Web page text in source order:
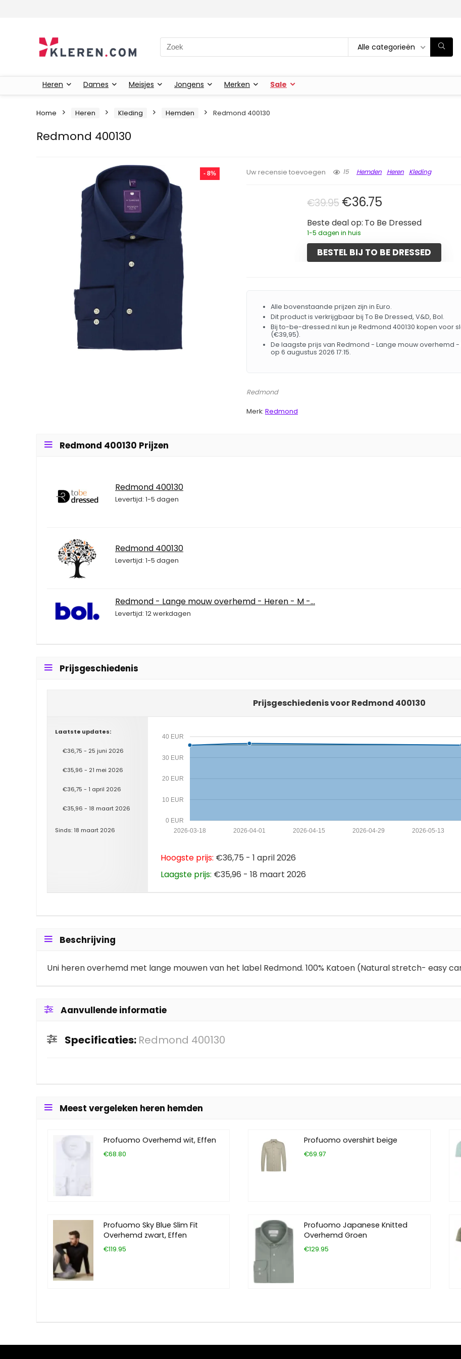
Zoeken naar: Alle categorieën
Heren Dames Meisjes Jongens Merken Sale
Home Heren Kleding Hemden Redmond 400130
Redmond 400130
- 8% Uw recensie toevoegen 15 Hemden Heren Kleding
€39.95 Oorspronkelijke prijs
€36.75Huidige prijs
Beste deal op: To Be Dressed
1-5 dagen in huis
BESTEL BIJ TO BE DRESSED
Alle bovenstaande prijzen zijn in Euro.
Dit product is verkrijgbaar bij To Be Dressed, V&D, Bol.
Bij to-be-dressed.nl kun je Redmond 400130 kopen voor
(€39,95).
De laagste prijs van Redmond - Lange mouw overhemd
op 6 augustus 2026 17:15.
Redmond
Merk: Redmond
Redmond 400130 Prijzen
Redmond 400130
Levertijd: 1-5 dagen
Redmond 400130
Levertijd: 1-5 dagen
Redmond - Lange mouw overhemd - Heren - M -...
Levertijd: 12 werkdagen
Prijsgeschiedenis
Prijsgeschiedenis voor Redmond 400130
Laatste updates:
€36,75 - 25 juni 2026
€35,96 - 21 mei 2026
€36,75 - 1 april 2026
€35,96 - 18 maart 2026
Sinds: 18 maart 2026
0 EUR
10 EUR
20 EUR
30 EUR
40 EUR
2026-05-13
2026-04-29
2026-04-15
2026-04-01
2026-03-18
Hoogste prijs: €36,75 - 1 april 2026
Laagste prijs: €35,96 - 18 maart 2026
Beschrijving
Uni heren overhemd met lange mouwen van het label Redmond. 100% Katoen (Natural stretch- easy
Aanvullende informatie
Specificaties: Redmond 400130
Meest vergeleken heren hemden
Profuomo Overhemd wit, Effen
€68.80
Profuomo overshirt beige
€69.97
Profuomo Sky Blue Slim Fit
Overhemd zwart, Effen
€119.95
Profuomo Japanese Knitted
Overhemd Groen
€129.95